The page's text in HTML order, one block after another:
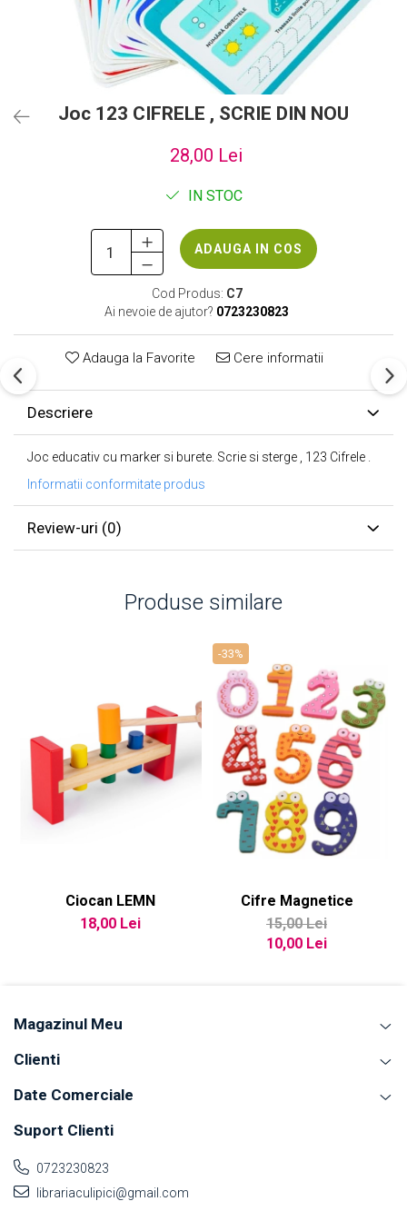
Joc 123 CIFRELE , SCRIE DIN NOU
28,00 Lei
IN STOC
ADAUGA IN COS
Cod Produs: C7
Ai nevoie de ajutor? 0723230823
Adauga la Favorite Cere informatii
Descriere
Joc educativ cu marker si burete. Scrie si sterge , 123 Cifrele .
Informatii conformitate produs
Review-uri (0)
Produse similare
Ciocan LEMN
18,00 Lei
-33%
Cifre Magnetice
15,00 Lei
10,00 Lei
Magazinul Meu
Clienti
Date Comerciale
Suport Clienti
0723230823
librariaculipici@gmail.com